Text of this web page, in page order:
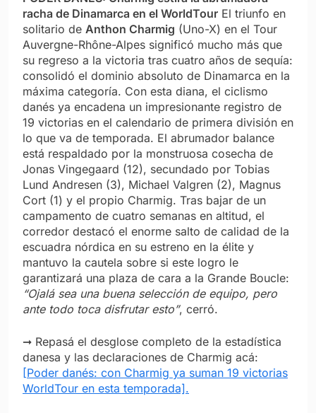
racha de Dinamarca en el WorldTour El triunfo en
solitario de Anthon Charmig (Uno-X) en el Tour
Auvergne-Rhône-Alpes significó mucho más que
su regreso a la victoria tras cuatro años de sequía:
consolidó el dominio absoluto de Dinamarca en la
máxima categoría. Con esta diana, el ciclismo
danés ya encadena un impresionante registro de
19 victorias en el calendario de primera división en
lo que va de temporada. El abrumador balance
está respaldado por la monstruosa cosecha de
Jonas Vingegaard (12), secundado por Tobias
Lund Andresen (3), Michael Valgren (2), Magnus
Cort (1) y el propio Charmig. Tras bajar de un
campamento de cuatro semanas en altitud, el
corredor destacó el enorme salto de calidad de la
escuadra nórdica en su estreno en la élite y
mantuvo la cautela sobre si este logro le
garantizará una plaza de cara a la Grande Boucle:
“Ojalá sea una buena selección de equipo, pero
ante todo toca disfrutar esto”, cerró.
➞ Repasá el desglose completo de la estadística
danesa y las declaraciones de Charmig acá:
[Poder danés: con Charmig ya suman 19 victorias
WorldTour en esta temporada].